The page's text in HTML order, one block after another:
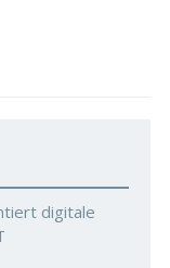
digitale